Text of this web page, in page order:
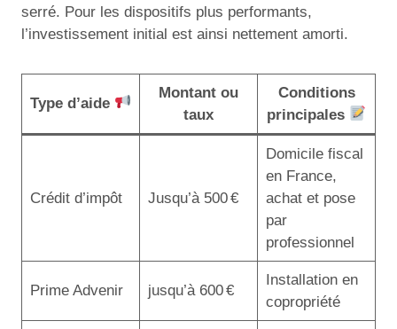
serré. Pour les dispositifs plus performants,
l’investissement initial est ainsi nettement amorti.
Type d’aide
Montant ou
taux
Conditions
principales
Crédit d’impôt Jusqu’à 500 €
Domicile fiscal
en France,
achat et pose
par
professionnel
Prime Advenir jusqu’à 600 €
Installation en
copropriété